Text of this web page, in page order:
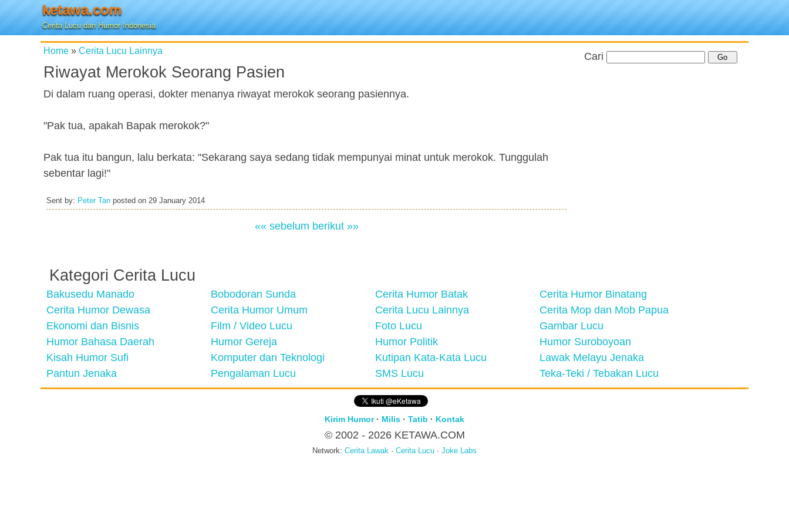
ketawa.com
Cerita Lucu dan Humor Indonesia
Home » Cerita Lucu Lainnya
Riwayat Merokok Seorang Pasien
Di dalam ruang operasi, dokter menanya riwayat merokok seorang pasiennya.
"Pak tua, apakah Bapak merokok?"
Pak tua itu bangun, lalu berkata: "Sekarang saya sedang tidak mempunyai minat untuk merokok. Tunggulah
sebentar lagi!"
Sent by: Peter Tan posted on 29 January 2014
«« sebelum berikut »»
Cari
Kategori Cerita Lucu
Bakusedu Manado Bobodoran Sunda Cerita Humor Batak
Cerita Humor Binatang
Cerita Humor Dewasa
Cerita Humor Umum Cerita Lucu Lainnya
Cerita Mop dan Mob Papua
Ekonomi dan Bisnis
Film / Video Lucu Foto Lucu
Gambar Lucu
Humor Bahasa Daerah
Humor Gereja Humor Politik
Humor Suroboyoan
Kisah Humor Sufi
Komputer dan Teknologi Kutipan Kata-Kata Lucu
Lawak Melayu Jenaka
Pantun Jenaka
Pengalaman Lucu SMS Lucu Teka-Teki / Tebakan Lucu
Kirim Humor· Milis · Tatib · Kontak
© 2002 - 2026 KETAWA.COM
Network: Cerita Lawak · Cerita Lucu · Joke Labs